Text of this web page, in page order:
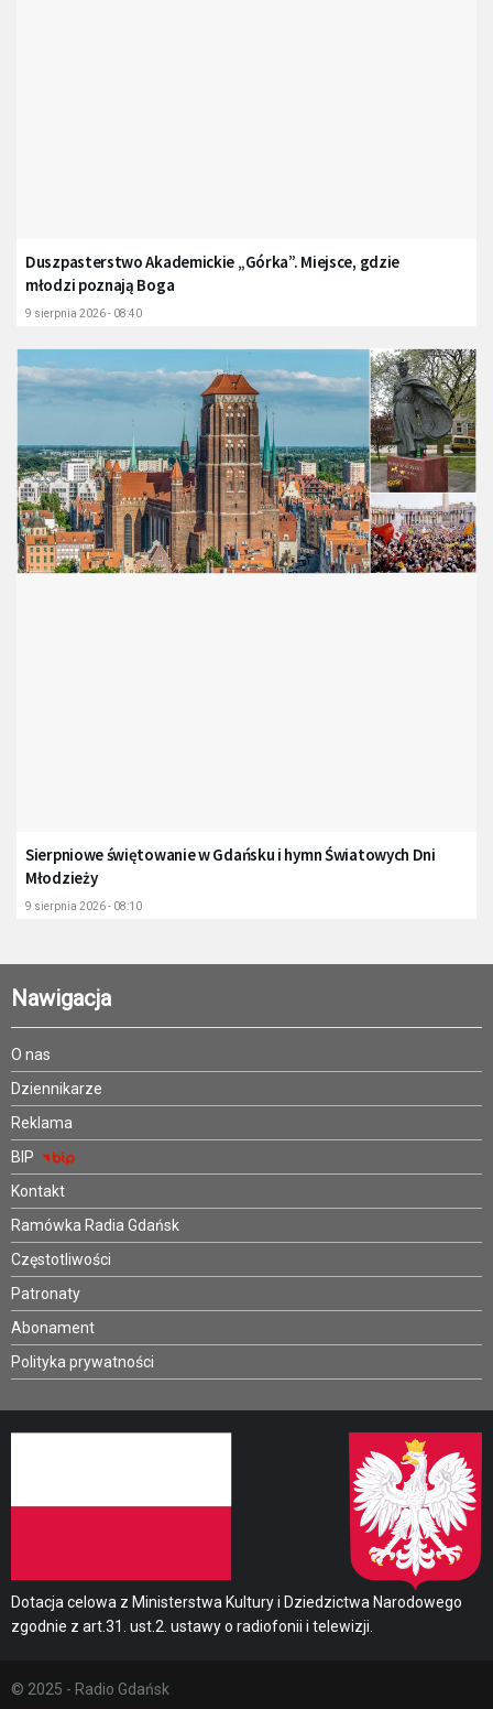
Duszpasterstwo Akademickie „Górka”. Miejsce, gdzie
młodzi poznają Boga
9 sierpnia 2026 - 08:40
Sierpniowe świętowanie w Gdańsku i hymn Światowych Dni
Młodzieży
9 sierpnia 2026 - 08:10
Nawigacja
O nas
Dziennikarze
Reklama
BIP
Kontakt
Ramówka Radia Gdańsk
Częstotliwości
Patronaty
Abonament
Polityka prywatności
Dotacja celowa z Ministerstwa Kultury i Dziedzictwa Narodowego
zgodnie z art.31. ust.2. ustawy o radiofonii i telewizji.
© 2025 - Radio Gdańsk